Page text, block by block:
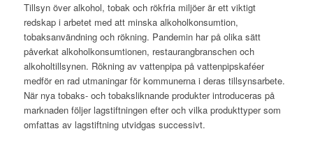
Tillsyn över alkohol, tobak och rökfria miljöer är ett viktigt
redskap i arbetet med att minska alkoholkonsumtion,
tobaksanvändning och rökning. Pandemin har på olika sätt
påverkat alkoholkonsumtionen, restaurangbranschen och
alkoholtillsynen. Rökning av vattenpipa på vattenpipskaféer
medför en rad utmaningar för kommunerna i deras tillsynsarbete.
När nya tobaks- och tobaksliknande produkter introduceras på
marknaden följer lagstiftningen efter och vilka produkttyper som
omfattas av lagstiftning utvidgas successivt.